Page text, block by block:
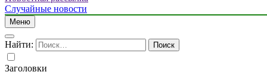
Случайные новости
Меню
Найти:
Заголовки